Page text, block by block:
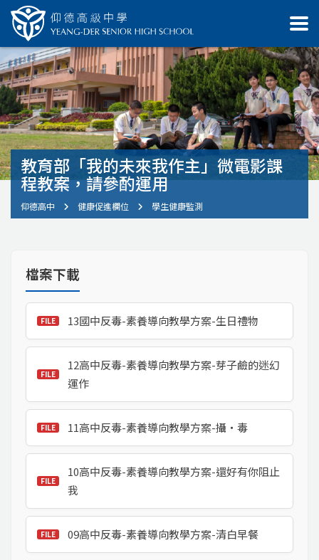
教育部「我的未來我作主」微電影課
程教案，請參酌運用
仰德高中 健康促進欄位 學生健康監測
檔案下載
13國中反毒-素養導向教學方案-生日禮物
12高中反毒-素養導向教學方案-芽子鹼的迷幻
運作
11高中反毒-素養導向教學方案-攝‧毒
10高中反毒-素養導向教學方案-還好有你阻止
我
09高中反毒-素養導向教學方案-清白早餐